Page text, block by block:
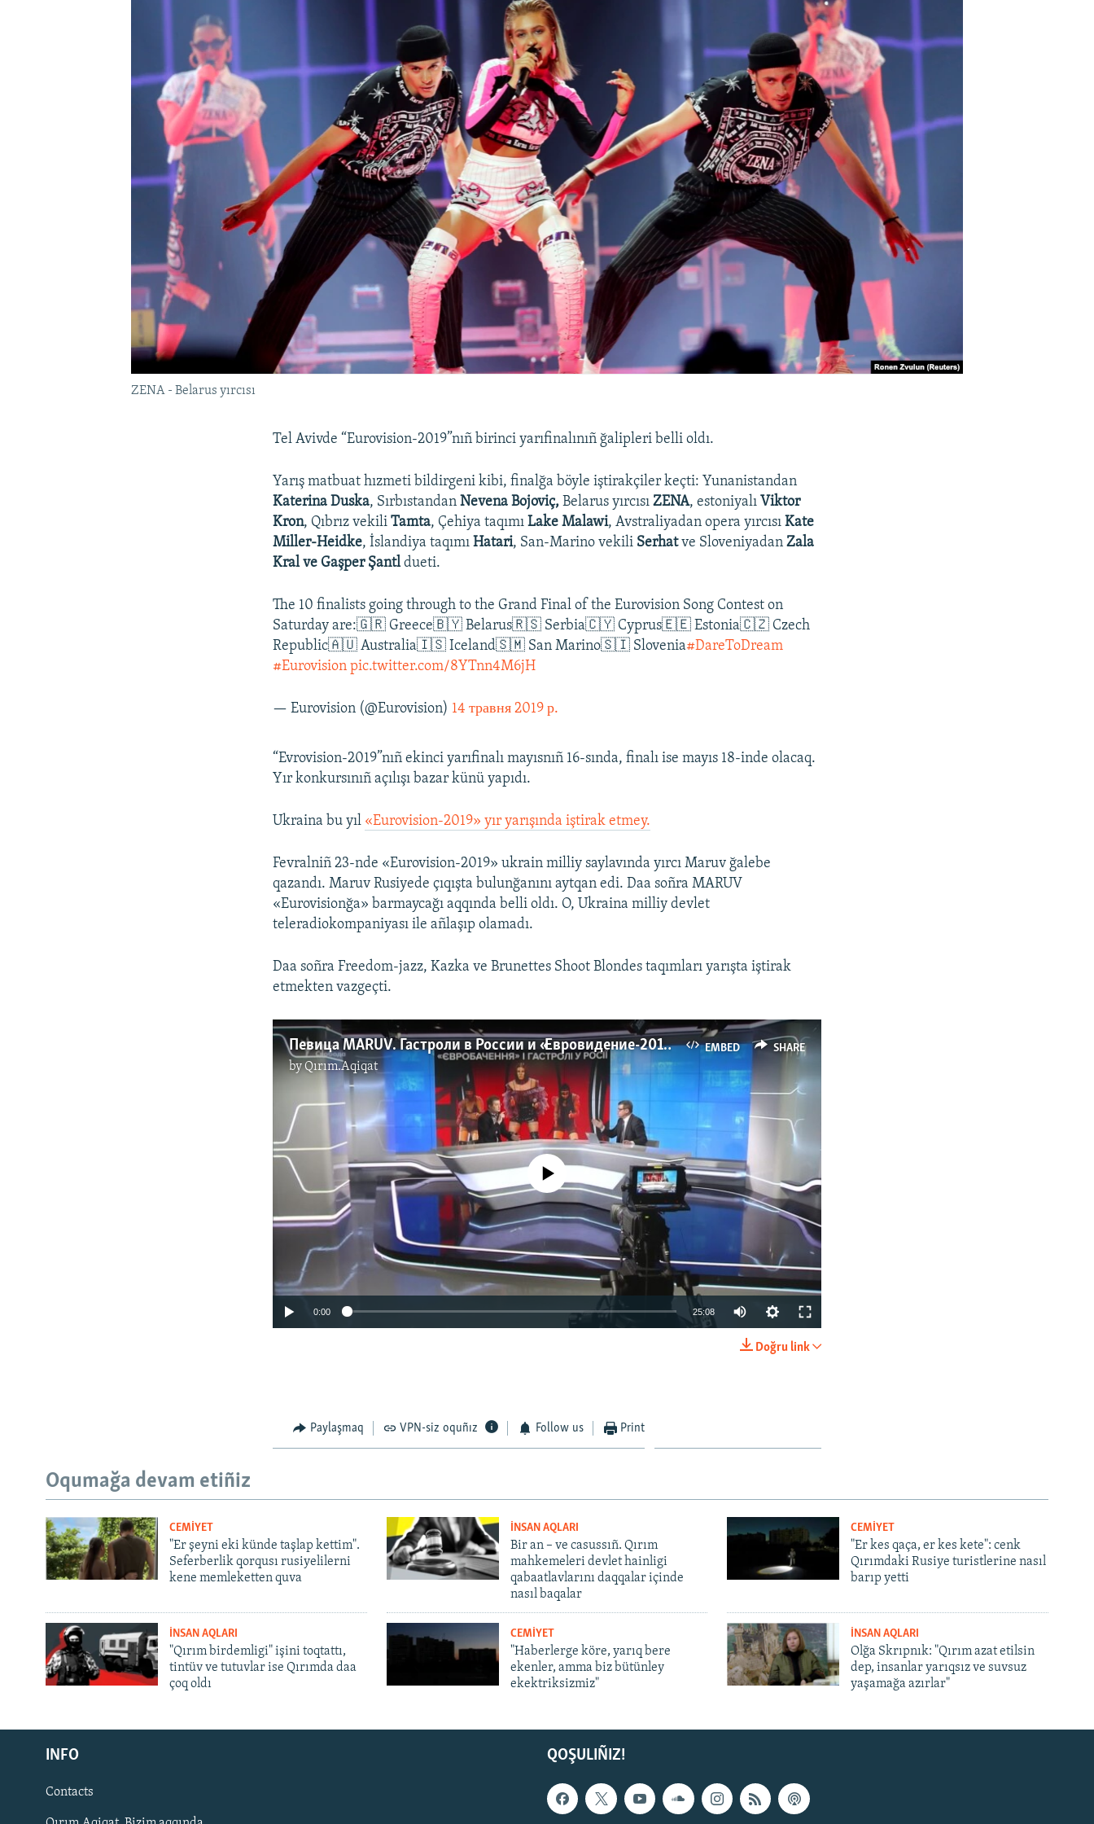
Русский
Українською
QOŞULIÑIZ!
ZENA - Belarus yırcısı
Tel Avivde “Eurovision-2019”nıñ birinci yarıfinalınıñ ğalipleri belli oldı.
Yarış matbuat hızmeti bildirgeni kibi, finalğa böyle iştirakçiler keçti: Yunanistandan
Katerina Duska, SırbıstandanNevena Bojoviç, Belarus yırcısıZENA, estoniyalı Viktor
Kron, Qıbrız vekiliTamta, Çehiya taqımıLake Malawi, Avstraliyadan opera yırcısıKate
Miller-Heidke, İslandiya taqımıHatari, San-Marino vekili Serhatve SloveniyadanZala
Kral ve Gaşper Şantldueti.
The 10 finalists going through to the Grand Final of the Eurovision Song Contest on
Saturday are:🇬🇷 Greece🇧🇾 Belarus🇷🇸 Serbia🇨🇾 Cyprus🇪🇪 Estonia🇨🇿 Czech
Republic🇦🇺 Australia🇮🇸 Iceland🇸🇲 San Marino🇸🇮 Slovenia#DareToDream
#Eurovision pic.twitter.com/8YTnn4M6jH
— Eurovision (@Eurovision) 14 травня 2019 р.
“Evrovision-2019”nıñ ekinci yarıfinalı mayısnıñ 16-sında, finalı ise mayıs 18-inde olacaq.
Yır konkursınıñ açılışı bazar künü yapıdı.
Ukraina bu yıl «Eurovision-2019» yır yarışında iştirak etmey.
Fevralniñ 23-nde «Eurovision-2019» ukrain milliy saylavında yırcı Maruv ğalebe
qazandı. Maruv Rusiyede çıqışta bulunğanını aytqan edi. Daa soñra MARUV
«Eurovisionğa» barmaycağı aqqında belli oldı. O, Ukraina milliy devlet
teleradiokompaniyası ile añlaşıp olamadı.
Daa soñra Freedom-jazz, Kazka ve Brunettes Shoot Blondes taqımları yarışta iştirak
etmekten vazgeçti.
EMBED SHARE
Певица MARUV. Гастроли в России и «Евровидение-2019» (видео)
byQırım.Aqiqat
SHARE
No media source currently available
0:00 25:08
Doğru link
Paylaşmaq VPN-siz oquñız Follow us Print
Oqumağa devam etiñiz
CEMİYET
"Er şeyni eki künde taşlap kettim".
Seferberlik qorqusı rusiyelilerni
kene memleketten quva
İNSAN AQLARI
Bir an – ve casussıñ. Qırım
mahkemeleri devlet hainligi
qabaatlavlarını daqqalar içinde
nasıl baqalar
CEMİYET
"Er kes qaça, er kes kete": cenk
Qırımdaki Rusiye turistlerine nasıl
barıp yetti
İNSAN AQLARI
"Qırım birdemligi" işini toqtattı,
tintüv ve tutuvlar ise Qırımda daa
çoq oldı
CEMİYET
"Haberlerge köre, yarıq bere
ekenler, amma biz bütünley
ekektriksizmiz"
İNSAN AQLARI
Olğa Skrıpnık: "Qırım azat etilsin
dep, insanlar yarıqsız ve suvsuz
yaşamağa azırlar"
QOŞULIÑIZ!
INFO
Contacts